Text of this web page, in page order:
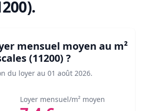
.
mensuel moyen au m²
(11200) ?
du loyer au 01 août 2026.
Loyer mensuel/m² moyen